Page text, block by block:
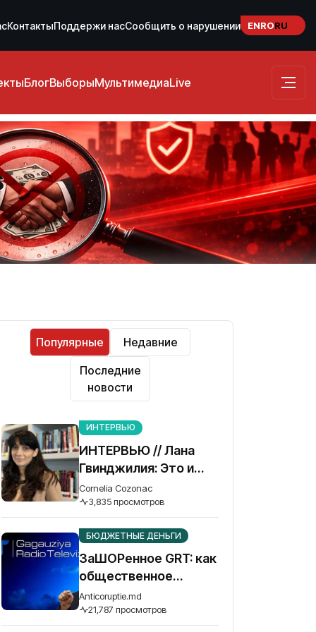
КонтактыПоддержи насСообщить о нарушении ENRORU
БлогВыборыМультимедиаLive
Популярные
Недавние
Последние
новости
ИНТЕРВЬЮ
ИНТЕРВЬЮ // Лана
Гвинджилия: Это и
наша война. Без
победы Украины
Грузия не спасется
Cornelia Cozonac
3,835 просмотров
БЮДЖЕТНЫЕ ДЕНЬГИ
ЗаШОРенное GRT: как
общественное
телевидение Гагаузии
превратилось в рупор
осужденного
Anticoruptie.md
21,787 просмотров